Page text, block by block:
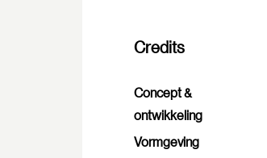
Credits
Concept &
ontwikkeling
Vormgeving